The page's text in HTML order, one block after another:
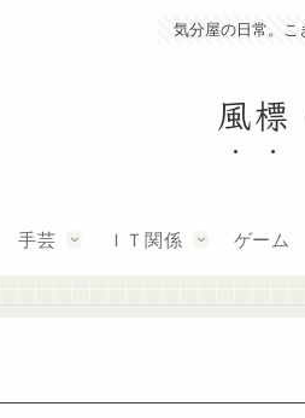
気分屋の日常。こ
風
手芸 ＩＴ関係 ゲーム